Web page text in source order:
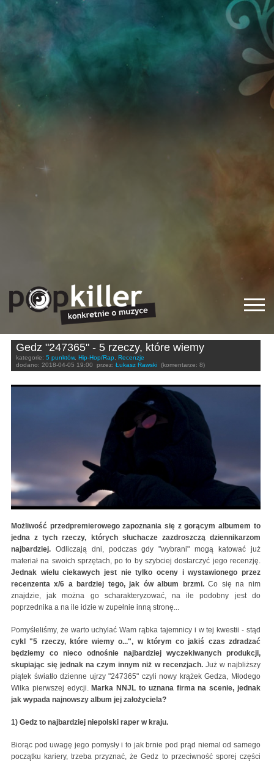
Gedz "247365" - 5 rzeczy, które wiemy
kategorie: 5 punktów, Hip-Hop/Rap, Recenzje
dodano: 2018-04-05 19:00 przez: Łukasz Rawski (komentarze: 8)
Możliwość przedpremierowego zapoznania się z gorącym albumem to
jedna z tych rzeczy, których słuchacze zazdroszczą dziennikarzom
najbardziej. Odliczają dni, podczas gdy "wybrani" mogą katować już
materiał na swoich sprzętach, po to by szybciej dostarczyć jego recenzję.
Jednak wielu ciekawych jest nie tylko oceny i wystawionego przez
recenzenta x/6 a bardziej tego, jak ów album brzmi.Co się na nim
znajdzie, jak można go scharakteryzować, na ile podobny jest do
poprzednika a na ile idzie w zupełnie inną stronę...
Pomyśleliśmy, że warto uchylać Wam rąbka tajemnicy i w tej kwestii - stąd
cykl "5 rzeczy, które wiemy o...", w którym co jakiś czas zdradzać
będziemy co nieco odnośnie najbardziej wyczekiwanych produkcji,
skupiając się jednak na czym innym niż w recenzjach.Już w najbliższy
piątek światło dzienne ujrzy "247365" czyli nowy krążek Gedza, Młodego
Wilka pierwszej edycji. Marka NNJL to uznana firma na scenie, jednak
jak wypada najnowszy album jej założyciela?
1) Gedz to najbardziej niepolski raper w kraju.
Biorąc pod uwagę jego pomysły i to jak brnie pod prąd niemal od samego
początku kariery, trzeba przyznać, że Gedz to przeciwność sporej części